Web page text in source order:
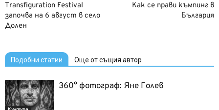
Transfiguration Festival
започва на 6 август в село
Долен
Как се прави къмпинг в
България
Подобни статии Още от същия автор
360° фотограф: Яне Голев